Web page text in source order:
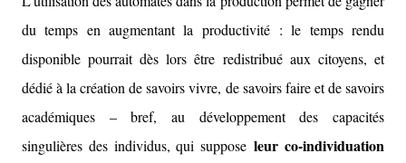
du temps en augmentant la productivité : le temps rendu
disponible pourrait dès lors être redistribué aux citoyens, et
dédié à la création de savoirs vivre, de savoirs faire et de savoirs
académiques – bref, au développement des capacités
singulières des individus, qui suppose leur co-individuation